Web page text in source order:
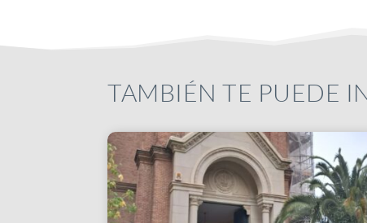
TAMBIÉN TE PUEDE